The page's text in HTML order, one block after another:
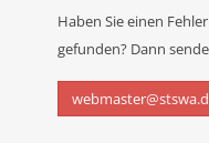
Haben Sie einen
gefunden? Dann